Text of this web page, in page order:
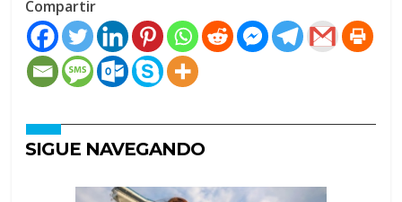
Compartir
SIGUE NAVEGANDO